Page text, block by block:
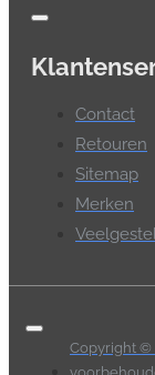
Contact
Retouren
Sitemap
Merken
Copyright ©